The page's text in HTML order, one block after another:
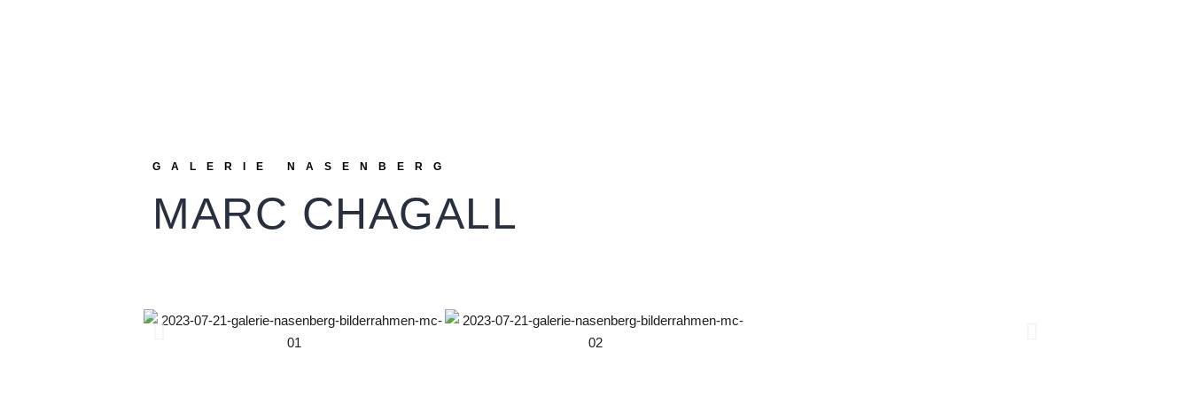
GALERIE NASENBERG
MARC CHAGALL